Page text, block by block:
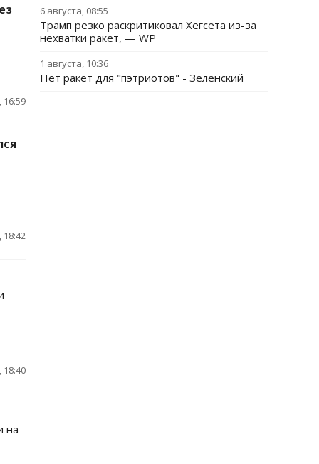
16:59
18:42
18:40
на
6 августа, 08:55
Трамп резко раскритиковал Хегсета из-за
нехватки ракет, — WP
1 августа, 10:36
Нет ракет для "пэтриотов" - Зеленский